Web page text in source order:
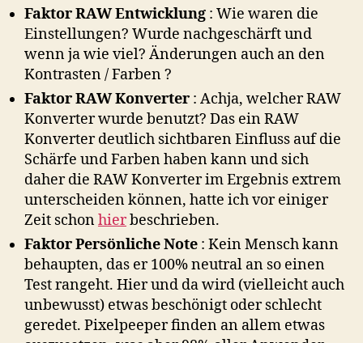
Faktor RAW Entwicklung : Wie waren die
Einstellungen? Wurde nachgeschärft und
wenn ja wie viel? Änderungen auch an den
Kontrasten / Farben ?
Faktor RAW Konverter : Achja, welcher RAW
Konverter wurde benutzt? Das ein RAW
Konverter deutlich sichtbaren Einfluss auf die
Schärfe und Farben haben kann und sich
daher die RAW Konverter im Ergebnis extrem
unterscheiden können, hatte ich vor einiger
Zeit schonhierbeschrieben.
Faktor Persönliche Note : Kein Mensch kann
behaupten, das er 100% neutral an so einen
Test rangeht. Hier und da wird (vielleicht auch
unbewusst) etwas beschönigt oder schlecht
geredet. Pixelpeeper finden an allem etwas